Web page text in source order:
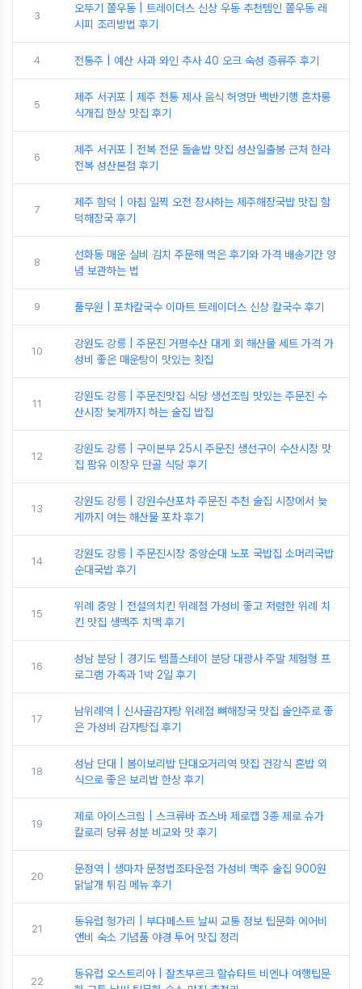
3
오뚜기 쫄우동 | 트레이더스 신상 우동 추천템인 쫄우동 레
시피 조리방법 후기
4 전통주 | 예산 사과 와인 추사 40 오크 숙성 증류주 후기
5
제주 서귀포 | 제주 전통 제사 음식 허영만 백반기행 혼차롱
식개집 한상 맛집 후기
6
제주 서귀포 | 전복 전문 돌솥밥 맛집 성산일출봉 근처 한라
전복 성산본점 후기
7
제주 함덕 | 아침 일찍 오전 장사하는 제주해장국밥 맛집 함
덕해장국 후기
8
선화동 매운 실비 김치 주문해 먹은 후기와 가격 배송기간 양
념 보관하는 법
9 풀무원 | 포차칼국수 이마트 트레이더스 신상 칼국수 후기
10
강원도 강릉 | 주문진 거평수산 대게 회 해산물 세트 가격 가
성비 좋은 매운탕이 맛있는 횟집
11
강원도 강릉 | 주문진맛집 식당 생선조림 맛있는 주문진 수
산시장 늦게까지 하는 술집 밥집
12
강원도 강릉 | 구이본부 25시 주문진 생선구이 수산시장 맛
집 팜유 이장우 단골 식당 후기
13
강원도 강릉 | 강원수산포차 주문진 추천 술집 시장에서 늦
게까지 여는 해산물 포차 후기
14
강원도 강릉 | 주문진시장 중앙순대 노포 국밥집 소머리국밥
순대국밥 후기
15
위례 중앙 | 전설의치킨 위례점 가성비 좋고 저렴한 위례 치
킨 맛집 생맥주 치맥 후기
16
성남 분당 | 경기도 템플스테이 분당 대광사 주말 체험형 프
로그램 가족과 1박 2일 후기
17
남위례역 | 신사골감자탕 위례점 뼈해장국 맛집 술안주로 좋
은 가성비 감자탕집 후기
18
성남 단대 | 봄이보리밥 단대오거리역 맛집 건강식 혼밥 외
식으로 좋은 보리밥 한상 후기
19
제로 아이스크림 | 스크류바 죠스바 제로캡 3종 제로 슈가
칼로리 당류 성분 비교와 맛 후기
20
문정역 | 생마차 문정법조타운점 가성비 맥주 술집 900원
닭날개 튀김 메뉴 후기
21
동유럽 헝가리 | 부다페스트 날씨 교통 정보 팁문화 에어비
앤비 숙소 기념품 야경 투어 맛집 정리
22
동유럽 오스트리아 | 잘츠부르크 할슈타트 비엔나 여행팁문